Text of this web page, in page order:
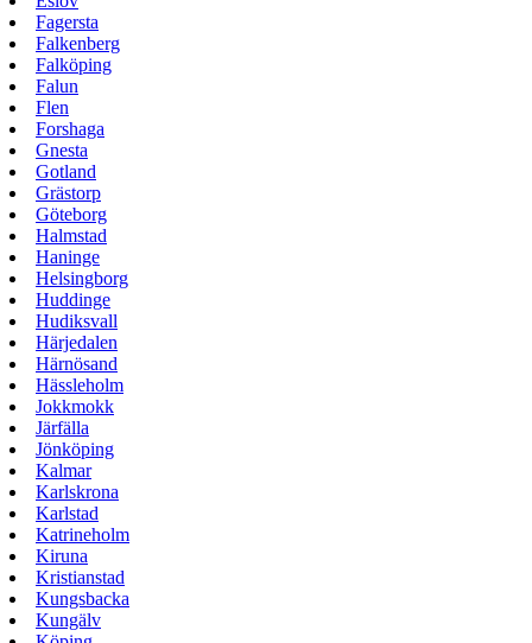
Fagersta
Falkenberg
Falköping
Falun
Flen
Forshaga
Gnesta
Gotland
Grästorp
Göteborg
Halmstad
Haninge
Helsingborg
Huddinge
Hudiksvall
Härjedalen
Härnösand
Hässleholm
Jokkmokk
Järfälla
Jönköping
Kalmar
Karlskrona
Karlstad
Katrineholm
Kiruna
Kristianstad
Kungsbacka
Kungälv